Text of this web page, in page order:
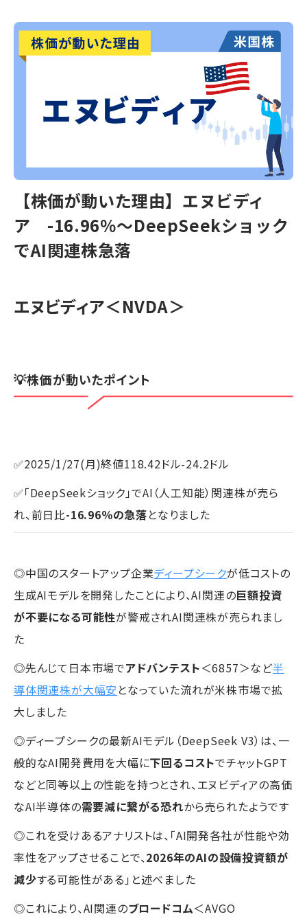
【株価が動いた理由】エヌビディ
ア -16.96％～DeepSeekショック
でAI関連株急落
エヌビディア＜NVDA＞
💡株価が動いたポイント
✅2025/1/27(月)終値118.42ドル-24.2ドル
✅「DeepSeekショック」でAI（人工知能）関連株が売ら
れ、前日比-16.96％の急落となりました
◎中国のスタートアップ企業ディープシークが低コストの
生成AIモデルを開発したことにより、AI関連の巨額投資
が不要になる可能性が警戒されAI関連株が売られまし
た
◎先んじて日本市場でアドバンテスト＜6857＞など半
導体関連株が大幅安となっていた流れが米株市場で拡
大しました
◎ディープシークの最新AIモデル（DeepSeek V3）は、一
般的なAI開発費用を大幅に下回るコストでチャットGPT
などと同等以上の性能を持つとされ、エヌビディアの高価
なAI半導体の需要減に繋がる恐れから売られたようです
◎これを受けあるアナリストは、「AI開発各社が性能や効
率性をアップさせることで、2026年のAIの設備投資額が
減少する可能性がある」と述べました
◎これにより、AI関連のブロードコム＜AVGO